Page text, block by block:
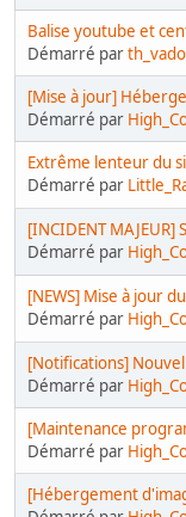
Balise youtube et
Démarré par
[Mise à jour]
Démarré par
Extrême lenteur du
Démarré par
[INCIDENT
Démarré par
[NEWS] Mise à jour
Démarré par
[Notifications]
Démarré par
[Maintenance
Démarré par
[Hébergement